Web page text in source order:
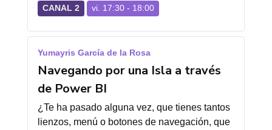
CANAL 2 vi. 17:30 - 18:00
Yumayris García de la Rosa
Navegando por una Isla a través
de Power BI
¿Te ha pasado alguna vez, que tienes tantos
lienzos, menú o botones de navegación, que